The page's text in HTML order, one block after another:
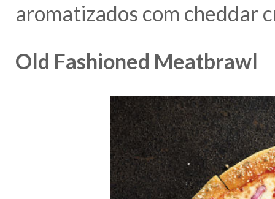
aromatizados com cheddar
Old Fashioned Meatbrawl